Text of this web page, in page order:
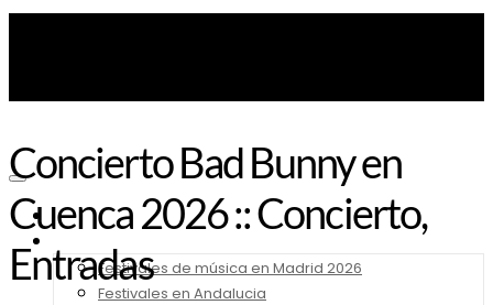
Noticias
Festivales de música en Madrid 2026
Festivales en Andalucia
Concierto Bad Bunny en
Cuenca 2026 :: Concierto,
Entradas